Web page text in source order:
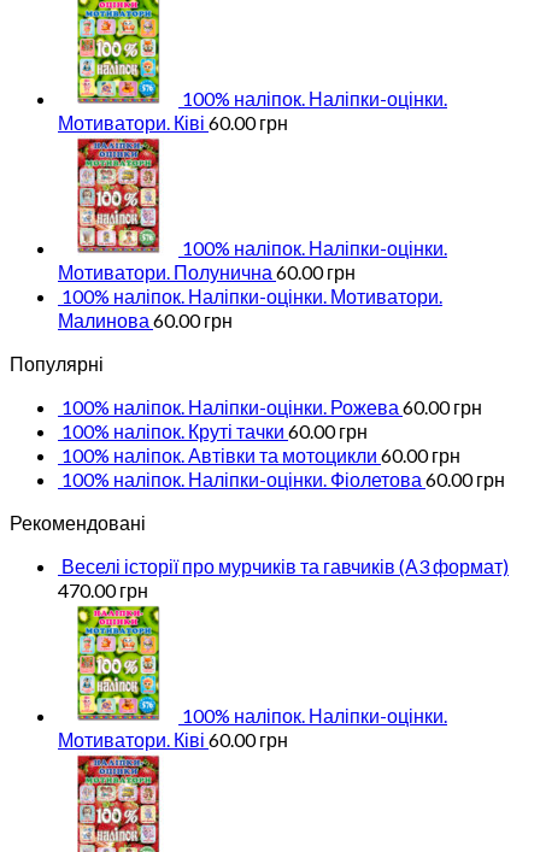
100% наліпок. Наліпки-оцінки.
Мотиватори. Ківі 60.00грн
100% наліпок. Наліпки-оцінки.
Мотиватори. Полунична 60.00грн
100% наліпок. Наліпки-оцінки. Мотиватори.
Малинова 60.00грн
Популярні
100% наліпок. Наліпки-оцінки. Рожева 60.00грн
100% наліпок. Круті тачки 60.00грн
100% наліпок. Автівки та мотоцикли 60.00грн
100% наліпок. Наліпки-оцінки. Фіолетова 60.00грн
Рекомендовані
Веселі історії про мурчиків та гавчиків (А3 формат)
470.00грн
100% наліпок. Наліпки-оцінки.
Мотиватори. Ківі 60.00грн